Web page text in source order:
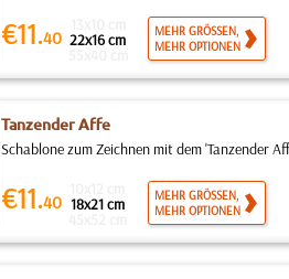
€11.40 22x16 cm
MEHR GRÖSSEN,
MEHR OPTIONEN
Tanzender Affe
Schablone zum Zeichnen mit dem 'Tanzender
€11.40 18x21 cm
MEHR GRÖSSEN,
MEHR OPTIONEN